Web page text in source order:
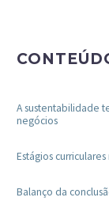
A sustentabilidade
negócios
Estágios
Balanço da